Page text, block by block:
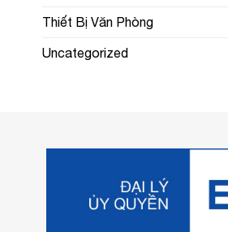
Thiết Bị Văn Phòng
Uncategorized